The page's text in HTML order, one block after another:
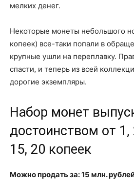
мелких денег.
Некоторые монеты небольшого
копеек) все-таки попали в
крупные ушли на переплавку.
спасти, и теперь из всей
дорогие экземпляры.
Набор монет
достоинством от 1,
15, 20 копеек
Можно продать за: 15 млн.